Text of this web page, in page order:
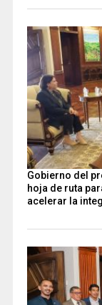
Gobierno del
hoja de ruta
acelerar la